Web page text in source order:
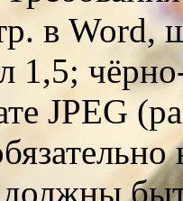
в Word,
1,5;
JPEG
должны